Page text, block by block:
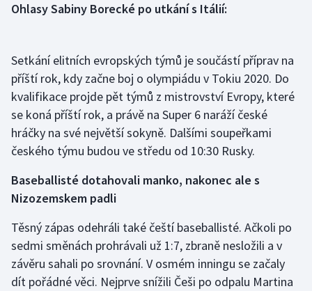
Lyže a snowboard
Motorsport
Olympijské hry
Parasport
Plavání
Ragby
Rychlobruslení
Ohlasy Sabiny Borecké po utkání s Itálií:
Setkání elitních evropských týmů je součástí příprav na
příští rok, kdy začne boj o olympiádu v Tokiu 2020. Do
kvalifikace projde pět týmů z mistrovství Evropy, které
se koná příští rok, a právě na Super 6 naráží české
hráčky na své největší sokyně. Dalšími soupeřkami
českého týmu budou ve středu od 10:30 Rusky.
Baseballisté dotahovali manko, nakonec ale s
Nizozemskem padli
Těsný zápas odehráli také čeští baseballisté. Ačkoli po
sedmi směnách prohrávali už 1:7, zbraně nesložili a v
závěru sahali po srovnání. V osmém inningu se začaly
dít pořádné věci. Nejprve snížili Češi po odpalu Martina